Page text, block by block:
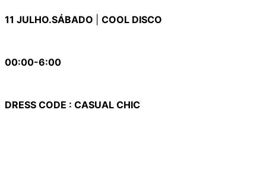
11 JULHO.SÁBADO COOL DISCO
00:00-6:00
DRESS CODE : CASUAL CHIC